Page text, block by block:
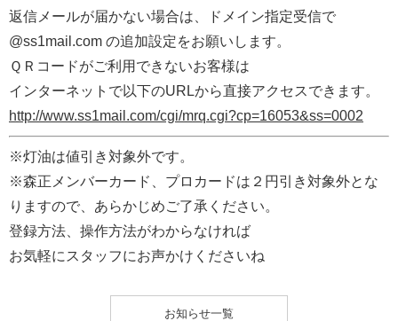
返信メールが届かない場合は、ドメイン指定受信で
@ss1mail.com の追加設定をお願いします。
ＱＲコードがご利用できないお客様は
インターネットで以下のURLから直接アクセスできます。
http://www.ss1mail.com/cgi/mrq.cgi?cp=16053&ss=0002
※灯油は値引き対象外です。
※森正メンバーカード、プロカードは２円引き対象外とな
りますので、あらかじめご了承ください。
登録方法、操作方法がわからなければ
お気軽にスタッフにお声かけくださいね
お知らせ一覧